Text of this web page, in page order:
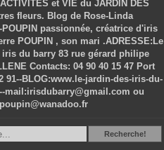
et VIE du JARDIN DES
fleurs. Blog de Rose-Linda
POUPIN passionnée, créatrice d'iris
POUPIN , son mari .ADRESSE:Le
du barry 83 rue gérard philipe
Contacts: 04 90 40 15 47 Port
91--BLOG:www.le-jardin-des-iris-du-
mail:irisdubarry@gmail.com ou
RechercheRecherche!